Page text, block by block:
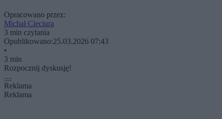
Opracowano przez:
Michał Cieciura
3 min czytania
Opublikowano:25.03.2026 07:43
•
3 min
Rozpocznij dyskusję!
Reklama
Reklama